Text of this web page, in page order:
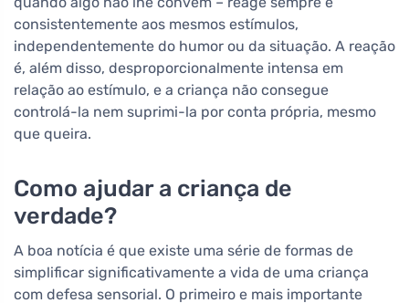
consistentemente aos mesmos estímulos,
independentemente do humor ou da situação. A reação
é, além disso, desproporcionalmente intensa em
relação ao estímulo, e a criança não consegue
controlá-la nem suprimi-la por conta própria, mesmo
que queira.
Como ajudar a criança de
verdade?
A boa notícia é que existe uma série de formas de
simplificar significativamente a vida de uma criança
com defesa sensorial. O primeiro e mais importante